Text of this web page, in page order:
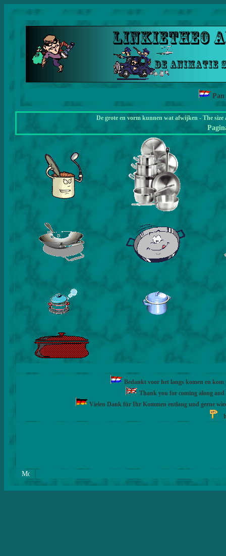
Pan
De grote en vorm kunnen wat afwijken - The
Bedankt voor het langs komen en
Thank you for coming along and
Vielen Dank für Ihr Kommen entlang und gerne